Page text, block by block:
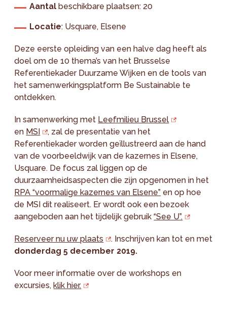
Aantal beschikbare plaatsen: 20
Locatie: Usquare, Elsene
Deze eerste opleiding van een halve dag heeft als
doel om de 10 thema’s van het Brusselse
Referentiekader Duurzame Wijken en de tools van
het samenwerkingsplatform Be Sustainable te
ontdekken.
In samenwerking met Leefmilieu Brussel
en MSI
, zal de presentatie van het
Referentiekader worden geïllustreerd aan de hand
van de voorbeeldwijk van de kazernes in Elsene,
Usquare. De focus zal liggen op de
duurzaamheidsaspecten die zijn opgenomen in het
RPA “voormalige kazernes van Elsene” en op hoe
de MSI dit realiseert. Er wordt ook een bezoek
aangeboden aan het tijdelijk gebruik“See U”.
Reserveer nu uw plaats
. Inschrijven kan tot en met
donderdag 5 december 2019.
Voor meer informatie over de workshops en
excursies,klik hier.